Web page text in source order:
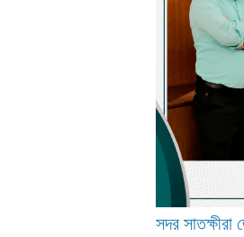
সদরসাতক্ষীরা